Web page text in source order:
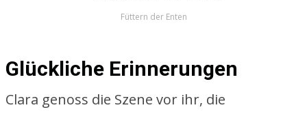
Füttern der Enten
Glückliche Erinnerungen
Clara genoss die Szene vor ihr, die